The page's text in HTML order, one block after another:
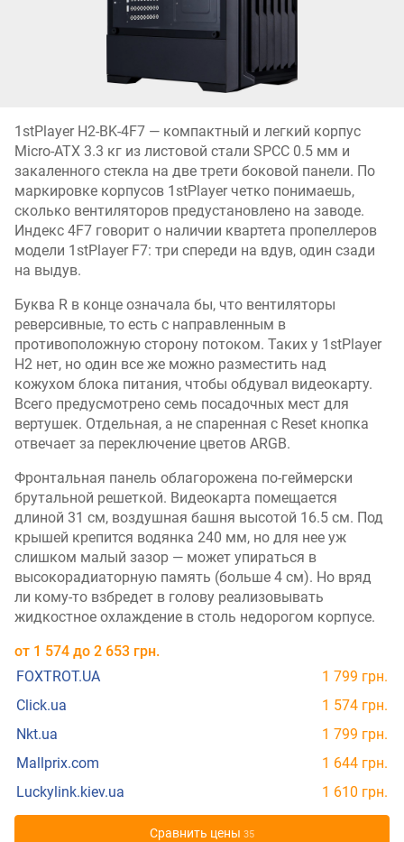
1stPlayer H2-BK-4F7 — компактный и легкий корпус
Micro-ATX 3.3 кг из листовой стали SPCC 0.5 мм и
закаленного стекла на две трети боковой панели. По
маркировке корпусов 1stPlayer четко понимаешь,
сколько вентиляторов предустановлено на заводе.
Индекс 4F7 говорит о наличии квартета пропеллеров
модели 1stPlayer F7: три спереди на вдув, один сзади
на выдув.
Буква R в конце означала бы, что вентиляторы
реверсивные, то есть с направленным в
противоположную сторону потоком. Таких у 1stPlayer
H2 нет, но один все же можно разместить над
кожухом блока питания, чтобы обдувал видеокарту.
Всего предусмотрено семь посадочных мест для
вертушек. Отдельная, а не спаренная с Reset кнопка
отвечает за переключение цветов ARGB.
Фронтальная панель облагорожена по-геймерски
брутальной решеткой. Видеокарта помещается
длиной 31 см, воздушная башня высотой 16.5 см. Под
крышей крепится водянка 240 мм, но для нее уж
слишком малый зазор — может упираться в
высокорадиаторную память (больше 4 см). Но вряд
ли кому-то взбредет в голову реализовывать
жидкостное охлаждение в столь недорогом корпусе.
от 1 574 до 2 653 грн.
FOXTROT.UA
1 799 грн.
Click.ua
1 574 грн.
Nkt.ua
1 799 грн.
Mallprix.com
1 644 грн.
Luckylink.kiev.ua
1 610 грн.
Cравнить цены 35